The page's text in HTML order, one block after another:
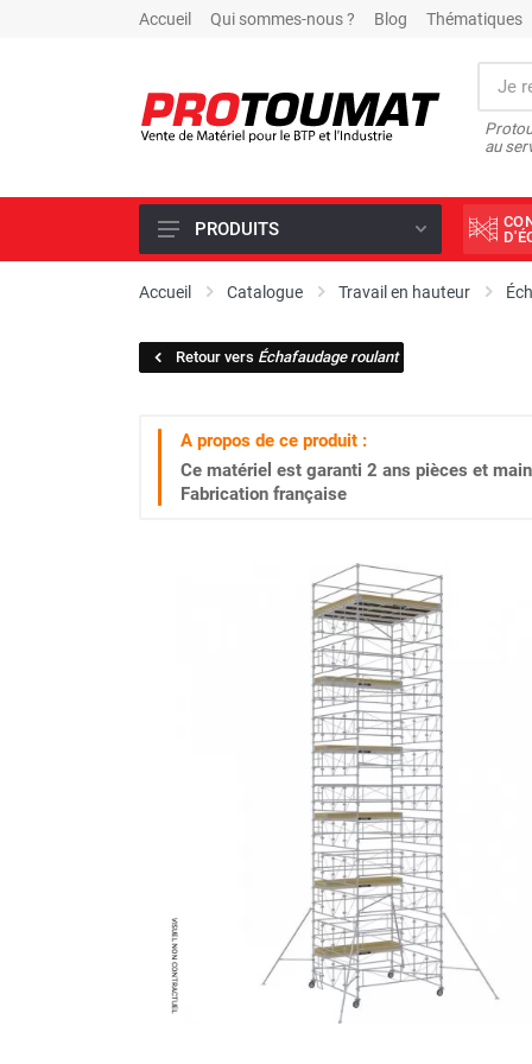
Accueil Qui sommes-nous ? Blog Thématiques
au
PROMOTIONS D'USINE
SCIAGE ET FORAGE
TRAVAIL DU BÉTON
MALAXEUR
MATÉRIEL DE DÉMOLITION
COMPRESSEUR DE CHANTIER
TRAVAIL EN HAUTEUR
ÉQUIPEMENT DE CHANTIER
MACHINE DE PROJECTION ET
MATÉRIEL DE SABLAGE
POMPE ET PISTOLET À
DÉCOLLEUSE À PAPIER PEINT
ESPACE VERT
TRANSPALETTE, GERBEUR ET
PRODUITS
Accueil Catalogue Travail en hauteur
Retour vers Échafaudage roulant
A propos de ce produit :
Ce matériel est garanti 2 ans pièces et
Fabrication française